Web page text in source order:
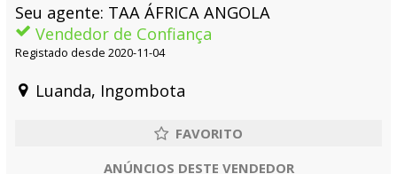
Seu agente: TAA ÁFRICA ANGOLA
Vendedor de Confiança
Registado desde 2020-11-04
Luanda, Ingombota
ANÚNCIOS DESTE VENDEDOR